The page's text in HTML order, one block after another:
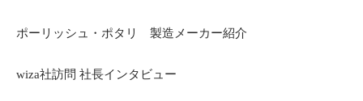
ポーリッシュ・ポタリ 製造メーカー紹介
wiza社訪問 社長インタビュー